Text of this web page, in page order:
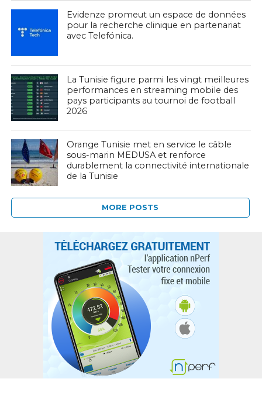
Evidenze promeut un espace de données
pour la recherche clinique en partenariat
avec Telefónica.
La Tunisie figure parmi les vingt meilleures
performances en streaming mobile des
pays participants au tournoi de football
2026
Orange Tunisie met en service le câble
sous-marin MEDUSA et renforce
durablement la connectivité internationale
de la Tunisie
MORE POSTS